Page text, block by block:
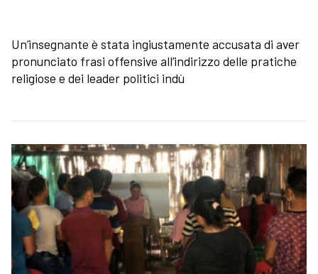
Un’insegnante è stata ingiustamente accusata di aver
pronunciato frasi offensive all’indirizzo delle pratiche
religiose e dei leader politici indù